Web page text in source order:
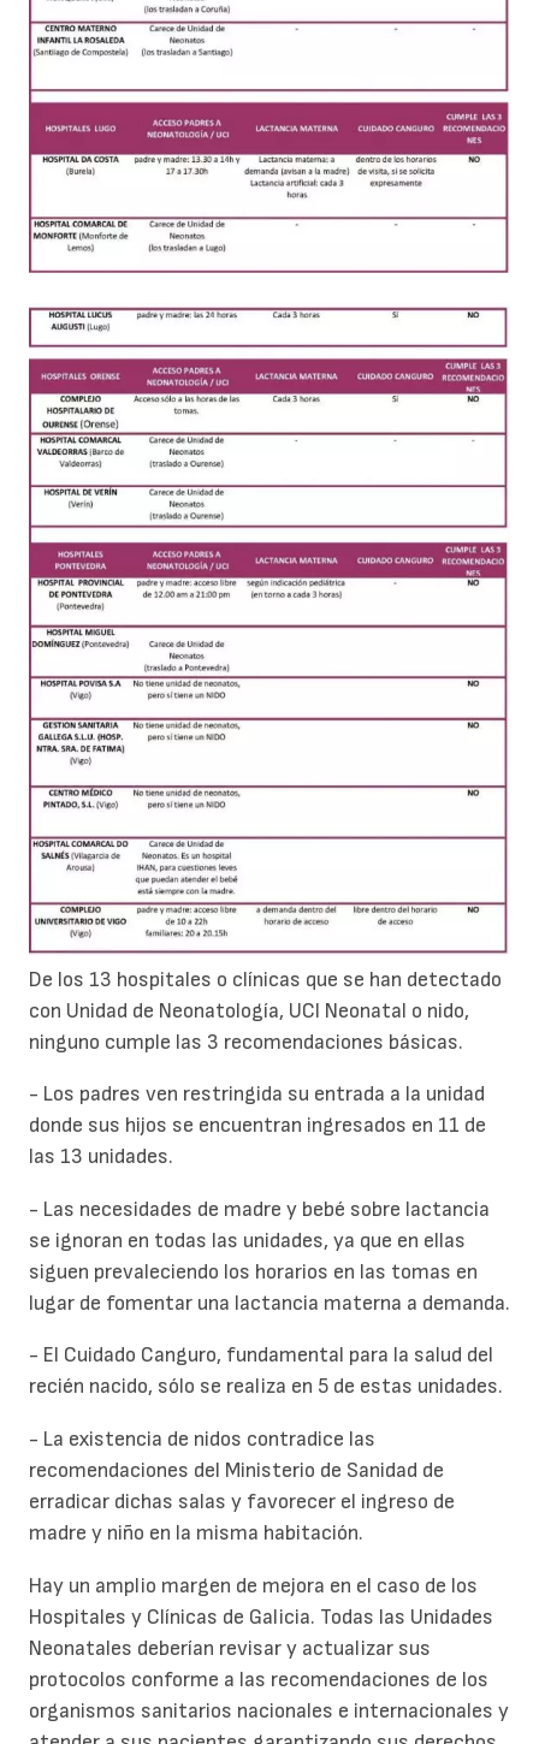
De los 13 hospitales o clínicas que se han detectado
con Unidad de Neonatología, UCI Neonatal o nido,
ninguno cumple las 3 recomendaciones básicas.
- Los padres ven restringida su entrada a la unidad
donde sus hijos se encuentran ingresados en 11 de
las 13 unidades.
- Las necesidades de madre y bebé sobre lactancia
se ignoran en todas las unidades, ya que en ellas
siguen prevaleciendo los horarios en las tomas en
lugar de fomentar una lactancia materna a demanda.
- El Cuidado Canguro, fundamental para la salud del
recién nacido, sólo se realiza en 5 de estas unidades.
- La existencia de nidos contradice las
recomendaciones del Ministerio de Sanidad de
erradicar dichas salas y favorecer el ingreso de
madre y niño en la misma habitación.
Hay un amplio margen de mejora en el caso de los
Hospitales y Clínicas de Galicia. Todas las Unidades
Neonatales deberían revisar y actualizar sus
protocolos conforme a las recomendaciones de los
organismos sanitarios nacionales e internacionales y